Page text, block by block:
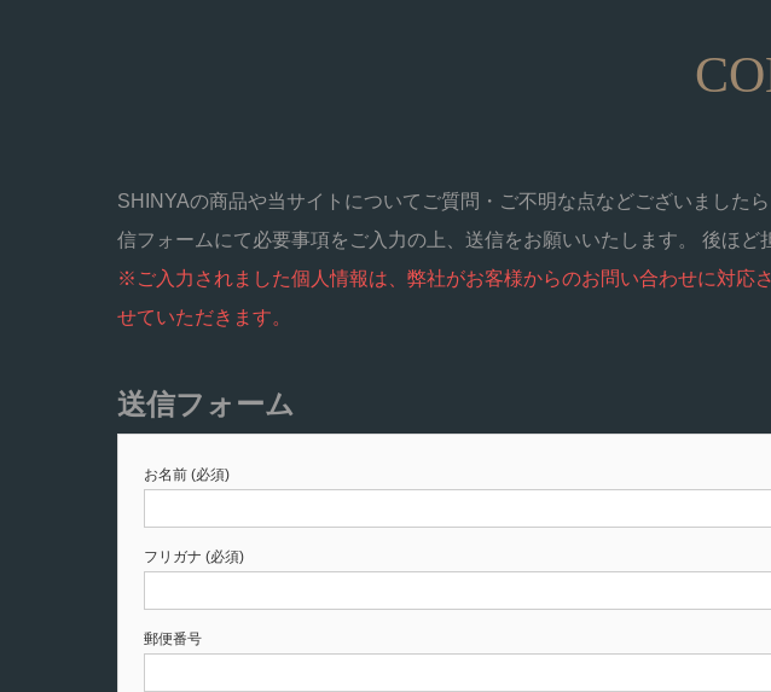
SHINYAの商品や当サイトについてご質問・ご不明な点などございました
信フォームにて必要事項をご入力の上、送信をお願いいたします。 後ほど
※ご入力されました個人情報は、弊社がお客様からのお問い合わせに対応
せていただきます。
送信フォーム
お名前 (必須)
フリガナ (必須)
郵便番号